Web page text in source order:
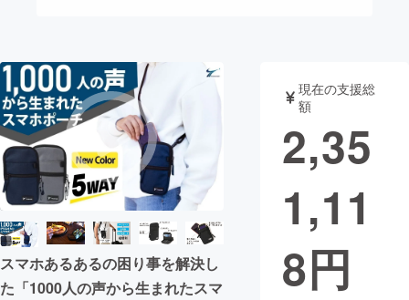
スマホあるあるの困り事を解決し
た「1000人の声から生まれたスマ
現在の支援総
額
2,35
1,11
8円